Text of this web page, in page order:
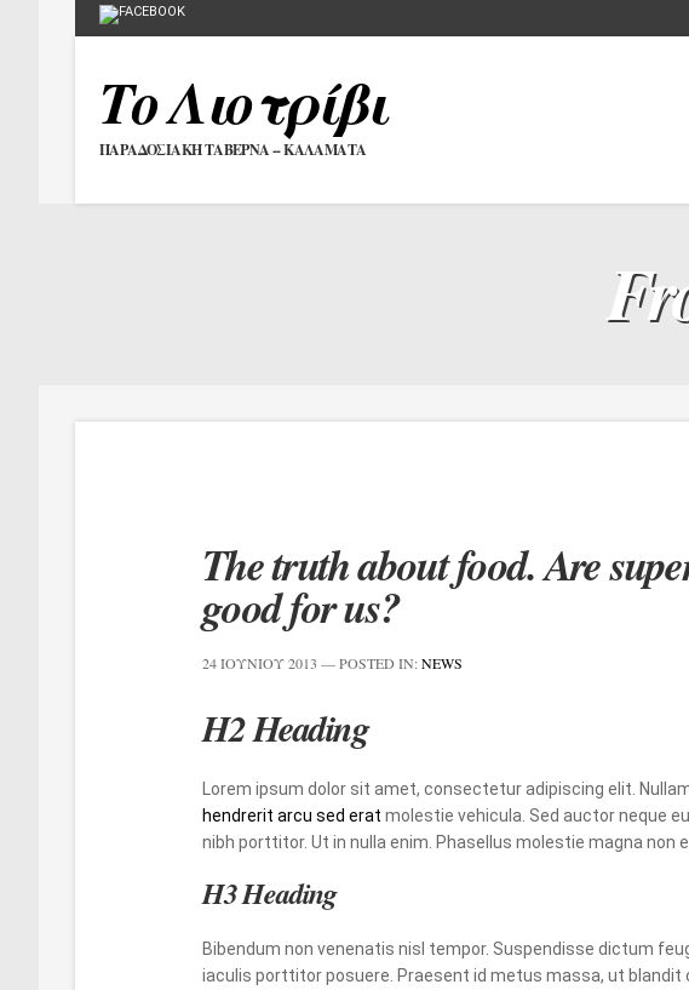
Το Λιοτρίβι
ΠΑΡΑΔΟΣΙΑΚΗ ΤΑΒΕΡΝΑ -- ΚΑΛΑΜΑΤΑ
The truth about food. Are
good for us?
24 ΙΟΥΝΊΟΥ 2013 — POSTED IN:NEWS
H2 Heading
Lorem ipsum dolor sit amet, consectetur adipiscing elit.
hendrerit arcu sed erat molestie vehicula. Sed auctor neque
nibh porttitor. Ut in nulla enim. Phasellus molestie magna non
H3 Heading
Bibendum non venenatis nisl tempor. Suspendisse dictum
iaculis porttitor posuere. Praesent id metus massa, ut blandit